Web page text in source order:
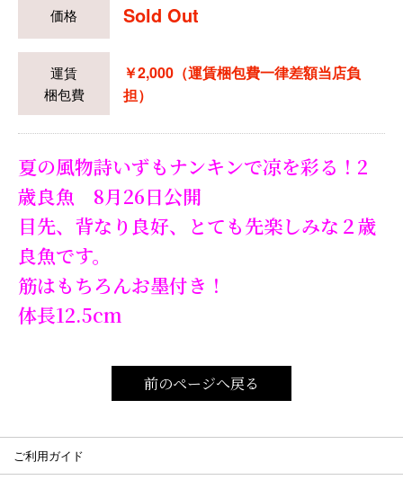
価格 Sold Out
運賃
梱包費
￥2,000（運賃梱包費一律差額当店負
担）
夏の風物詩いずもナンキンで凉を彩る！2
歳良魚 8月26日公開
目先、背なり良好、とても先楽しみな２歳
良魚です。
筋はもちろんお墨付き！
体長12.5cm
前のページへ戻る
ご利用ガイド